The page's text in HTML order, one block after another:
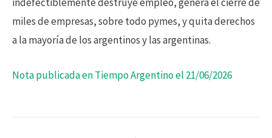
miles de empresas, sobre todo pymes, y quita derechos
a la mayoría de los argentinos y las argentinas.
Nota publicada en Tiempo Argentino el 21/06/2026